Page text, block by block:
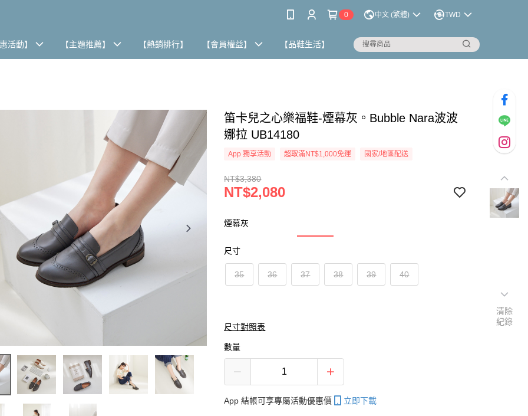
0 中文 (繁體) TWD
活動】 【主題推薦】 【熱銷排行】 【會員權益】 【品鞋生活】
笛卡兒之心樂福鞋-煙幕灰。Bubble Nara波波
娜拉 UB14180
App 獨享活動 超取滿NT$1,000免運 國家/地區配送
NT$3,380
NT$2,080
煙幕灰
尺寸
35 36 37 38 39 40
尺寸對照表
數量
App 結帳可享專屬活動優惠價 立即下載
清除
紀錄